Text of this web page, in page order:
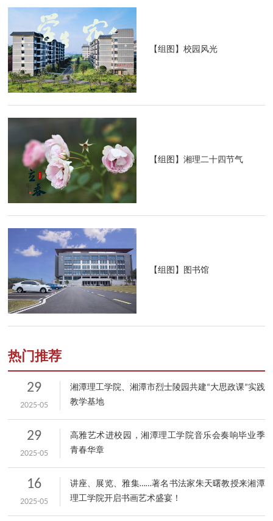
【组图】校园风光
【组图】湘理二十四节气
【组图】图书馆
热门推荐
29
2025-05
湘潭理工学院、湘潭市烈士陵园共建“大思政课”实践
教学基地
29
2025-05
高雅艺术进校园，湘潭理工学院音乐会奏响毕业季
青春华章
16
2025-05
讲座、展览、雅集……著名书法家朱天曙教授来湘潭
理工学院开启书画艺术盛宴！